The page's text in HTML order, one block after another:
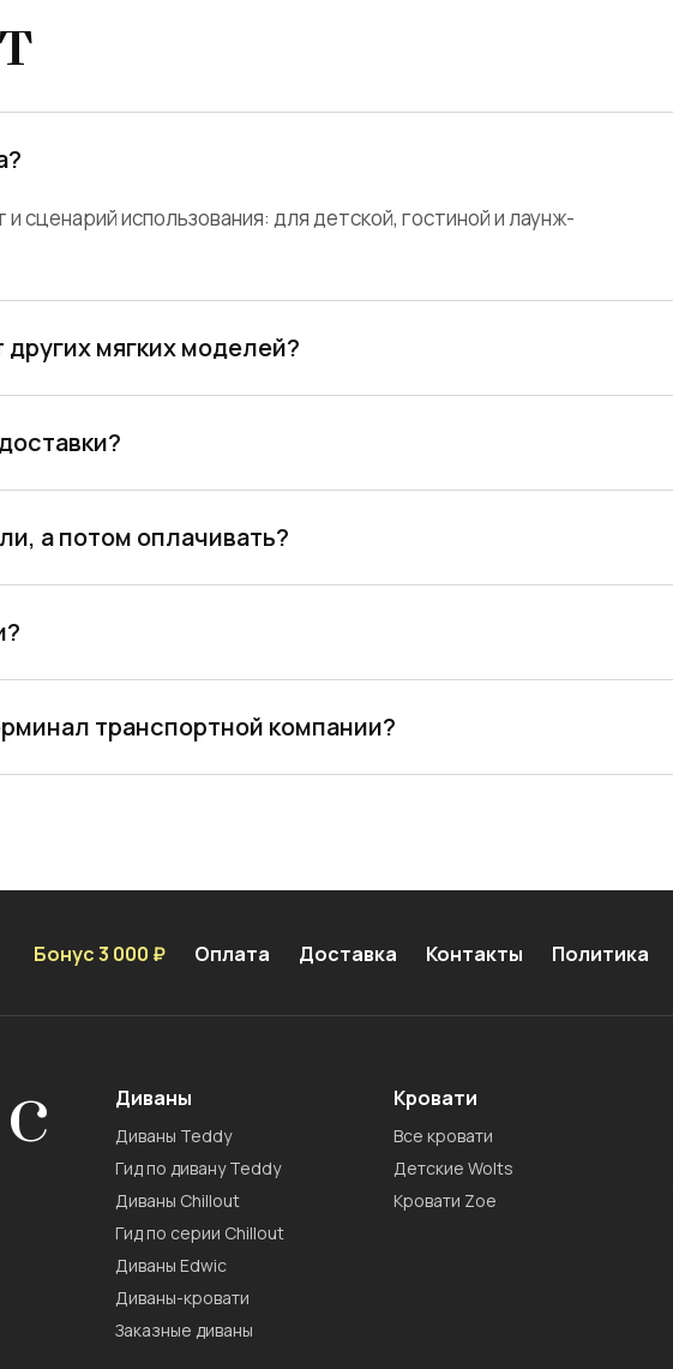
сценарий использования: для детской, гостиной и лаунж-
мягких моделей?
а потом оплачивать?
транспортной компании?
Бонус 3 000 ₽ Оплата Доставка Контакты Политика
Диваны
Диваны Teddy
Гид по дивану Teddy
Диваны Chillout
Гид по серии Chillout
Диваны Edwic
Диваны-кровати
Заказные диваны
Кровати
Все кровати
Детские Wolts
Кровати Zoe